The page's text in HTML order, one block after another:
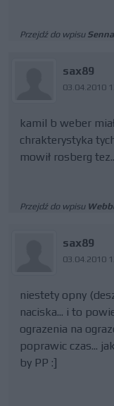
Przejdź do wpisu
sax89
03.04.2010
kamil b weber
chrakterystyka
mowił rosberg
Przejdź do wpisu
sax89
03.04.2010
niestety opny
naciska... i to
ograzenia na
poprawic czas...
by PP :]